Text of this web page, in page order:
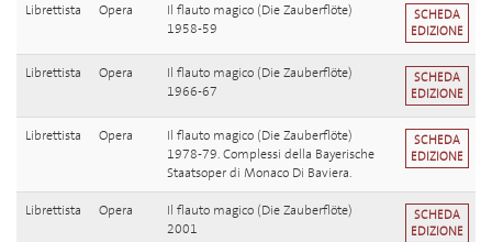
Librettista Opera
Il flauto magico (Die Zauberflöte)
1958-59
SCHEDA
EDIZIONE
Librettista Opera
Il flauto magico (Die Zauberflöte)
1966-67
SCHEDA
EDIZIONE
Librettista Opera
Il flauto magico (Die Zauberflöte)
1978-79. Complessi della Bayerische
Staatsoper di Monaco Di Baviera.
SCHEDA
EDIZIONE
Librettista Opera
Il flauto magico (Die Zauberflöte)
2001
SCHEDA
EDIZIONE